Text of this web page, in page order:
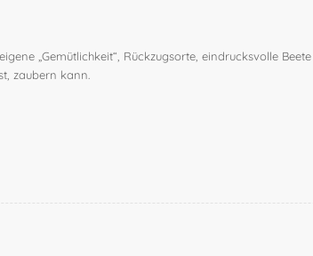
„Gemütlichkeit“, Rückzugsorte, eindrucksvolle
zaubern kann.